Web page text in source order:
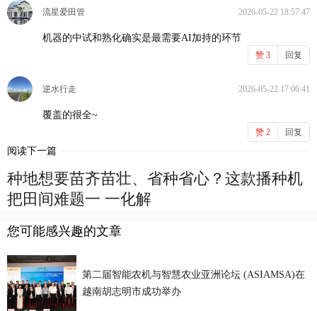
流星爱田管 2026-05-22 18:57:47
机器的中试和熟化确实是最需要AI加持的环节
赞 3 回复
逆水行走 2026-05-22 17:06:41
覆盖的很全~
赞 2 回复
阅读下一篇
种地想要苗齐苗壮、省种省心？这款播种机
把田间难题一 一化解
您可能感兴趣的文章
第二届智能农机与智慧农业亚洲论坛 (ASIAMSA)在
越南胡志明市成功举办